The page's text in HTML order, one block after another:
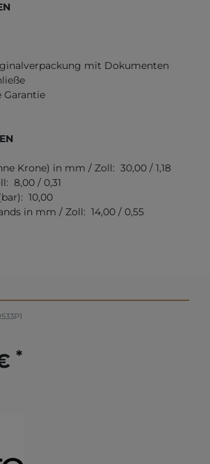
mit Dokumenten
Garantie
Krone) in mm / Zoll: 30,00 / 1,18
8,00 / 0,31
10,00
in mm / Zoll: 14,00 / 0,55
*